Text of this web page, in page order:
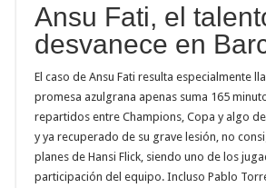
Ansu Fati, el
desvanece en
El caso de Ansu Fati resulta especialmente
promesa azulgrana apenas suma 165
repartidos entre Champions, Copa y algo
y ya recuperado de su grave lesión, no
planes de Hansi Flick, siendo uno de los
participación del equipo. Incluso Pablo